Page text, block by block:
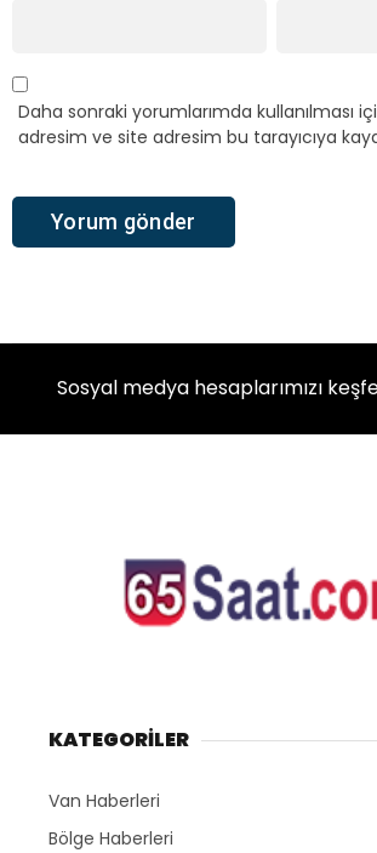
Daha sonraki yorumlarımda kullanılması
adresim ve site adresim bu tarayıcıya
Sosyal medya hesaplarımızı
KATEGORİLER
Van Haberleri
Bölge Haberleri